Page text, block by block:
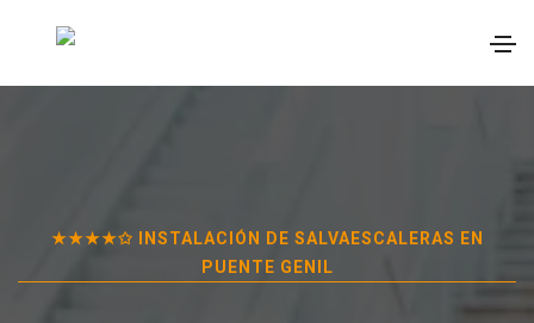
★★★★✩ INSTALACIÓN DE SALVAESCALERAS EN
PUENTE GENIL